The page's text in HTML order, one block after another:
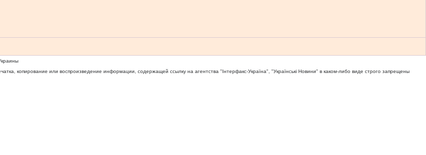
копирование или воспроизведение информации, содержащей ссылку на агентства "Iнтерфакс-Україна", "Українськi Новини" в каком-либо виде строго запрещены